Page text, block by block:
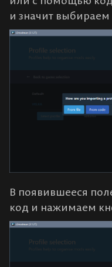
и значит выбираем
В появившееся
код и нажимаем